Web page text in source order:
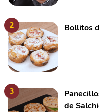
2 Bollitos
3
de